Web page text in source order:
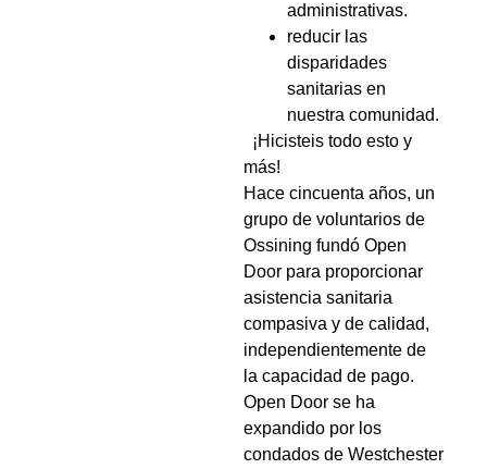
administrativas.
reducir las
disparidades
sanitarias en
nuestra comunidad.
¡Hicisteis todo esto y
más!
Hace cincuenta años, un
grupo de voluntarios de
Ossining fundó Open
Door para proporcionar
asistencia sanitaria
compasiva y de calidad,
independientemente de
la capacidad de pago.
Open Door se ha
expandido por los
condados de Westchester